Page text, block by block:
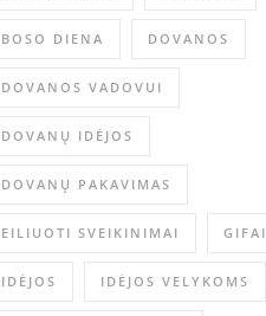
BOSO DIENA DOVANOS
DOVANOS VADOVUI
DOVANŲ IDĖJOS
DOVANŲ PAKAVIMAS
EILIUOTI SVEIKINIMAI GIFAI
IDĖJOS IDĖJOS VELYKOMS